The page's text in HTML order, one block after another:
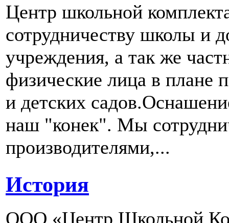
Центр школьной
сотрудничеству школы и
учреждения, а так же
физические лица в плане
и детских
наш "конек". Мы
производителями,...
История
ООО «Центр Школьной